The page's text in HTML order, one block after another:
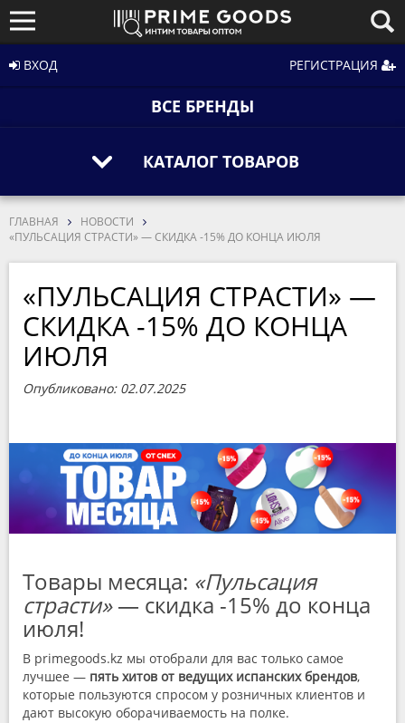
ВХОД РЕГИСТРАЦИЯ
ВСЕ БРЕНДЫ
КАТАЛОГ ТОВАРОВ
ГЛАВНАЯ
НОВОСТИ
«ПУЛЬСАЦИЯ СТРАСТИ» — СКИДКА -15% ДО КОНЦА ИЮЛЯ
«ПУЛЬСАЦИЯ СТРАСТИ» —
СКИДКА -15% ДО КОНЦА
ИЮЛЯ
Опубликовано: 02.07.2025
Товары месяца: «Пульсация
страсти»— скидка -15% до конца
июля!
В primegoods.kz мы отобрали для вас только самое
лучшее — пять хитов от ведущих испанских брендов,
которые пользуются спросом у розничных клиентов и
дают высокую оборачиваемость на полке.